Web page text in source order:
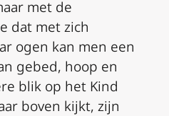
met de
dat met zich
ogen kan men een
gebed, hoop en
blik op het Kind
boven kijkt, zijn